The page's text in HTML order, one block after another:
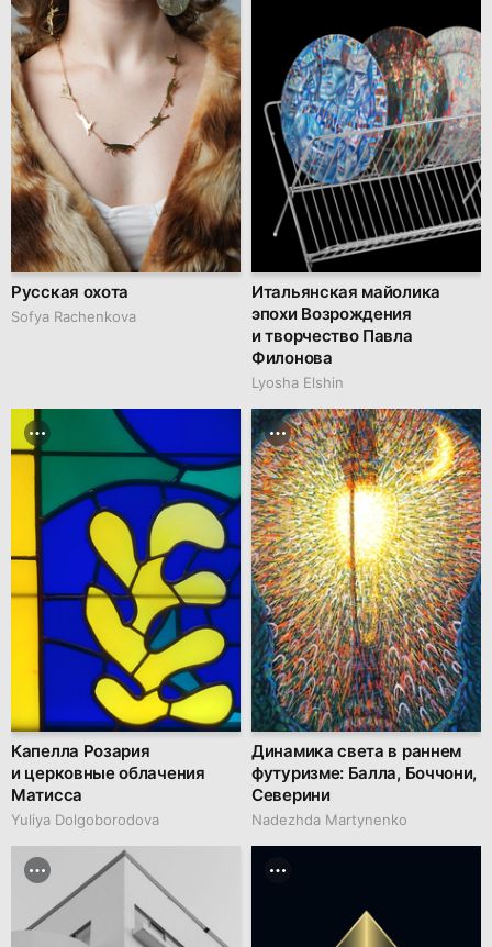
Русская охота
Sofya Rachenkova
Итальянская майолика
эпохи Возрождения
и творчество Павла
Филонова
Lyosha Elshin
Капелла Розария
и церковные облачения
Матисса
Yuliya Dolgoborodova
Динамика света в раннем
футуризме: Балла, Боччони,
Северини
Nadezhda Martynenko